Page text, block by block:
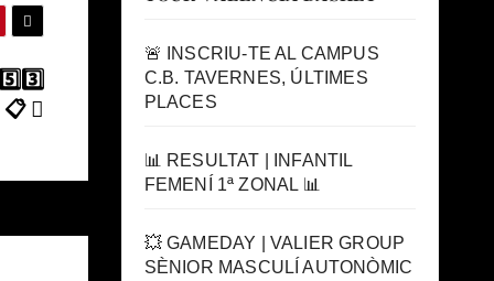
📋
🚨 INSCRIU-TE AL CAMPUS
C.B. TAVERNES, ÚLTIMES
PLACES
📊 RESULTAT | INFANTIL
FEMENÍ 1ª ZONAL 📊
💥 GAMEDAY | VALIER GROUP
SÈNIOR MASCULÍ AUTONÒMIC